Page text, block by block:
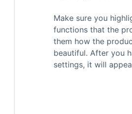
Make sure you
functions that the
them how the
beautiful. After you
settings, it will